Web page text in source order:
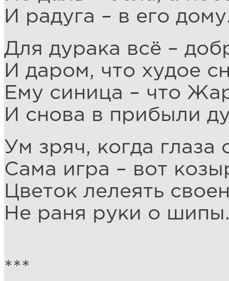
И радуга – в его
Для дурака всё –
И даром, что худое
Ему синица – что
И снова в прибыли
Ум зряч, когда глаза
Сама игра – вот
Цветок лелеять
Не раня руки о
***